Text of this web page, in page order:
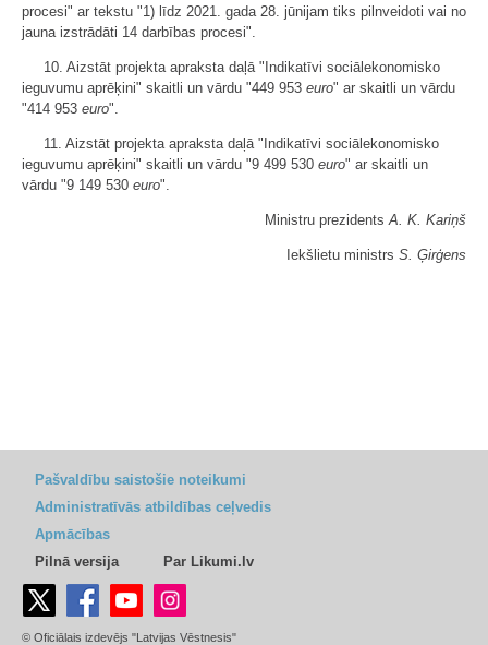
procesi" ar tekstu "1) līdz 2021. gada 28. jūnijam tiks pilnveidoti vai no
jauna izstrādāti 14 darbības procesi".
10. Aizstāt projekta apraksta daļā "Indikatīvi sociālekonomisko
ieguvumu aprēķini" skaitli un vārdu "449 953 euro" ar skaitli un vārdu
"414 953 euro".
11. Aizstāt projekta apraksta daļā "Indikatīvi sociālekonomisko
ieguvumu aprēķini" skaitli un vārdu "9 499 530 euro" ar skaitli un
vārdu "9 149 530 euro".
Ministru prezidentsA. K. Kariņš
Iekšlietu ministrs S. Ģirģens
Pašvaldību saistošie noteikumi
Administratīvās atbildības ceļvedis
Apmācības
Pilnā versija
Par Likumi.lv
© Oficiālais izdevējs "Latvijas Vēstnesis"